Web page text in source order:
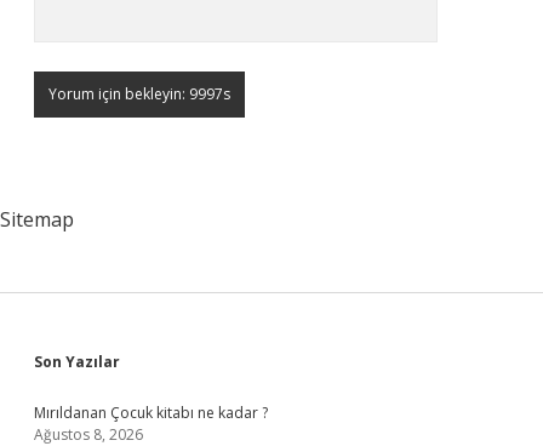
Sitemap
Sidebar
Son Yazılar
Mırıldanan Çocuk kitabı ne kadar ?
Ağustos 8, 2026